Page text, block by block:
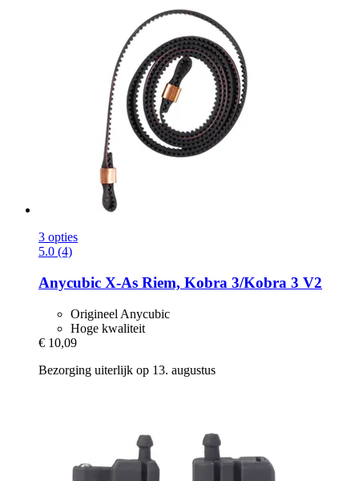
3 opties
5.0 (4)
Anycubic X-​As Riem, Kobra 3/Kobra 3 V2
Origineel Anycubic
Hoge kwaliteit
€ 10,09
Bezorging uiterlijk op 13. augustus